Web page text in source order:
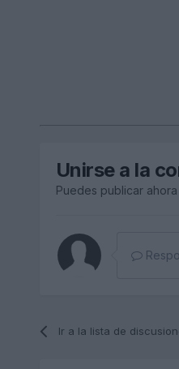
Unirse a la
Puedes publicar
Ir a la lista de